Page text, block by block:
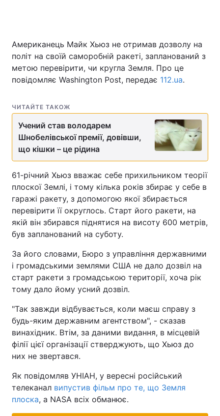
Американець Майк Хьюз не отримав дозволу на
політ на своїй саморобній ракеті, запланований з
метою перевірити, чи кругла Земля. Про це
повідомляє Washington Post, передає 112.ua.
ЧИТАЙТЕ ТАКОЖ
Учений став володарем
Шнобелівської премії, довівши,
що кішки – це рідина
61-річний Хьюз вважає себе прихильником теорії
плоскої Землі, і тому кілька років збирає у себе в
гаражі ракету, з допомогою якої збирається
перевірити її округлось. Старт його ракети, на
якій він збирався піднятися на висоту 600 метрів,
був запланований на суботу.
За його словами, Бюро з управління державними
і громадськими землями США не дало дозвіл на
старт ракети з громадською території, хоча рік
тому дало йому усний дозвіл.
"Так завжди відбувається, коли маєш справу з
будь-яким державним агентством", - сказав
винахідник. Втім, за даними видання, в місцевій
філії цієї організації стверджують, що Хьюз до
них не звертався.
Як повідомляв УНІАН, у вересні російський
телеканал випустив фільм про те, що Земля
плоска, а NASA всіх обманює.